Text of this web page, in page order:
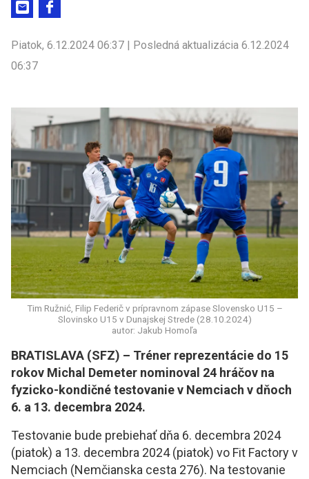
Piatok, 6.12.2024 06:37 | Posledná aktualizácia 6.12.2024
06:37
Tim Ružnić, Filip Federič v prípravnom zápase Slovensko U15 –
Slovinsko U15 v Dunajskej Strede (28.10.2024)
autor: Jakub Homoľa
BRATISLAVA (SFZ) – Tréner reprezentácie do 15
rokov Michal Demeter nominoval 24 hráčov na
fyzicko-kondičné testovanie v Nemciach v dňoch
6. a 13. decembra 2024.
Testovanie bude prebiehať dňa 6. decembra 2024
(piatok) a 13. decembra 2024 (piatok) vo Fit Factory v
Nemciach (Nemčianska cesta 276). Na testovanie